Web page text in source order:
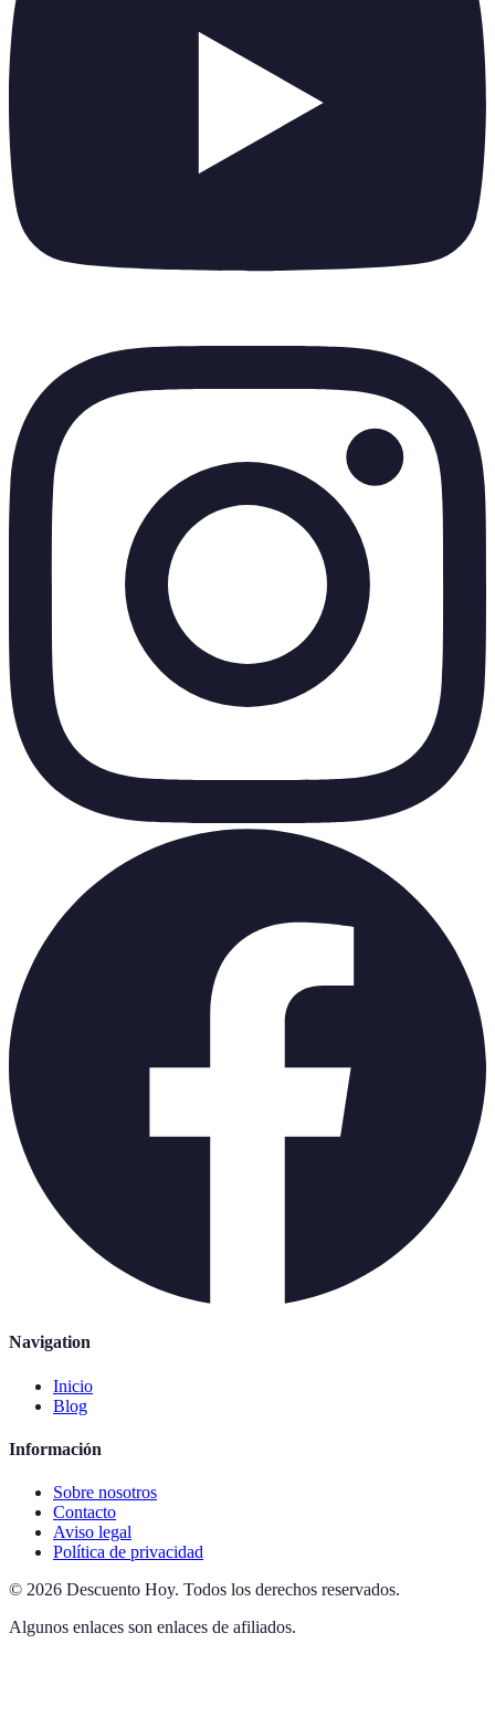
Navigation
Inicio
Blog
Información
Sobre nosotros
Contacto
Aviso legal
Política de privacidad
© 2026 Descuento Hoy. Todos los derechos reservados.
Algunos enlaces son enlaces de afiliados.